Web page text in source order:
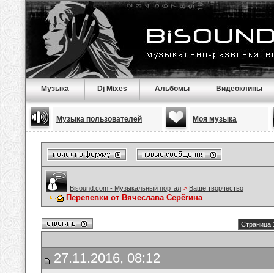
Музыка Dj Mixes Альбомы Видеоклипы
Музыка пользователей Моя музыка
Bisound.com - Музыкальный портал > Ваше творчество
Перепевки от Вячеслава Серёгина
Страница
27.11.2016, 08:12